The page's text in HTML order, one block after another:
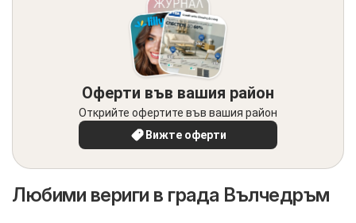
Оферти във вашия район
Открийте офертите във вашия район
Вижте оферти
Любими вериги в града Вълчедръм